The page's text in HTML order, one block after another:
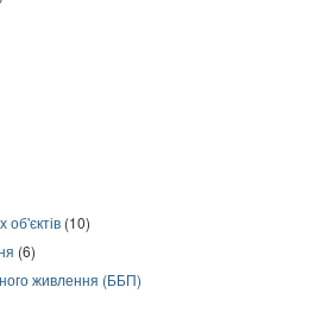
об'єктів (10)
(6)
живлення (ББП)